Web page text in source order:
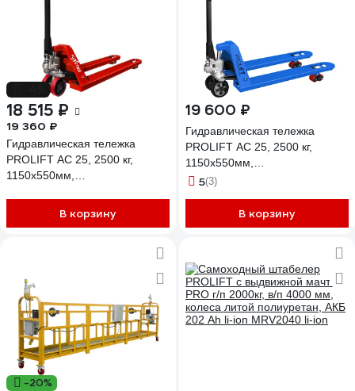
18 515 ₽
19 360 ₽
Гидравлическая тележка
PROLIFT AC 25, 2500 кг,
1150х550мм,
В корзину
19 600 ₽
Гидравлическая тележка
PROLIFT AC 25, 2500 кг,
1150х550мм,
резин.колесо,двойные
1150x550-R/P-B
5(3)
В корзину
-20%